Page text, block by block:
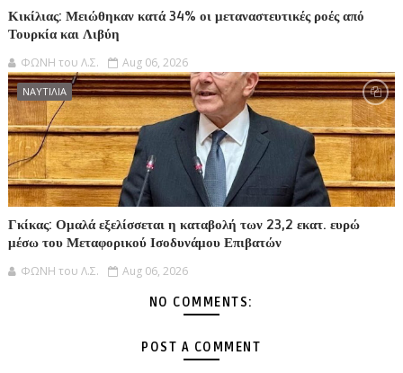
Κικίλιας: Μειώθηκαν κατά 34% οι μεταναστευτικές ροές από
Τουρκία και Λιβύη
ΦΩΝΗ του Λ.Σ. Aug 06, 2026
ΝΑΥΤΙΛΙΑ
Γκίκας: Ομαλά εξελίσσεται η καταβολή των 23,2 εκατ. ευρώ
μέσω του Μεταφορικού Ισοδυνάμου Επιβατών
ΦΩΝΗ του Λ.Σ. Aug 06, 2026
NO COMMENTS:
POST A COMMENT